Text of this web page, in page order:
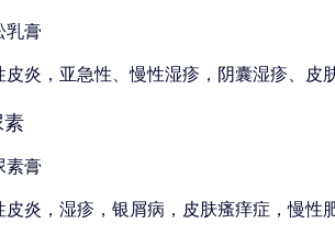
乳膏
皮炎，亚急性、慢性湿疹，阴囊湿疹、皮
素
素膏
皮炎，湿疹，银屑病，皮肤瘙痒症，慢性